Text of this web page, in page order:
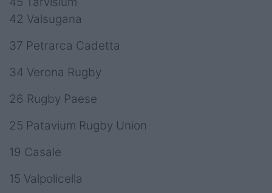
42 Valsugana
37 Petrarca Cadetta
34 Verona Rugby
26 Rugby Paese
25 Patavium Rugby Union
19 Casale
15 Valpolicella